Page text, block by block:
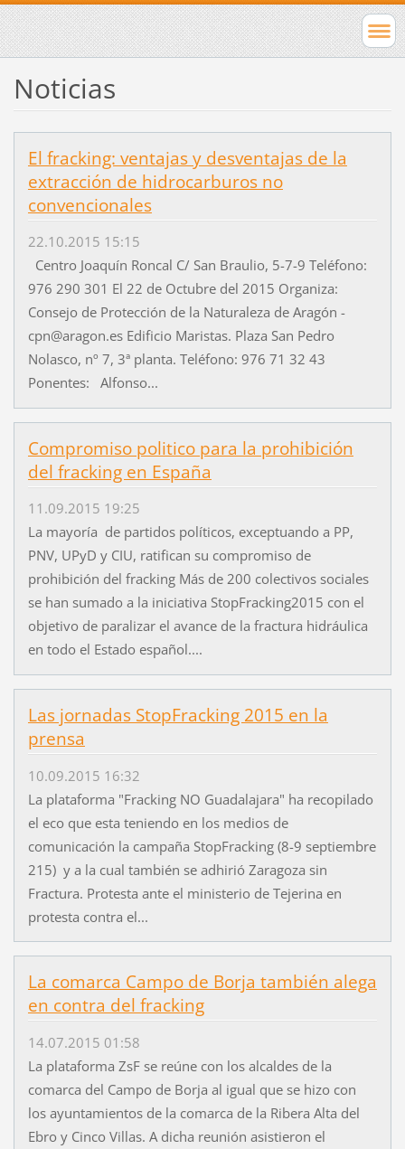
Noticias
El fracking: ventajas y desventajas de la
extracción de hidrocarburos no
convencionales
22.10.2015 15:15
Centro Joaquín Roncal C/ San Braulio, 5-7-9 Teléfono:
976 290 301 El 22 de Octubre del 2015 Organiza:
Consejo de Protección de la Naturaleza de Aragón -
cpn@aragon.es Edificio Maristas. Plaza San Pedro
Nolasco, nº 7, 3ª planta. Teléfono: 976 71 32 43
Ponentes: Alfonso...
Compromiso politico para la prohibición
del fracking en España
11.09.2015 19:25
La mayoría de partidos políticos, exceptuando a PP,
PNV, UPyD y CIU, ratifican su compromiso de
prohibición del fracking Más de 200 colectivos sociales
se han sumado a la iniciativa StopFracking2015 con el
objetivo de paralizar el avance de la fractura hidráulica
en todo el Estado español....
Las jornadas StopFracking 2015 en la
prensa
10.09.2015 16:32
La plataforma "Fracking NO Guadalajara" ha recopilado
el eco que esta teniendo en los medios de
comunicación la campaña StopFracking (8-9 septiembre
215) y a la cual también se adhirió Zaragoza sin
Fractura. Protesta ante el ministerio de Tejerina en
protesta contra el...
La comarca Campo de Borja también alega
en contra del fracking
14.07.2015 01:58
La plataforma ZsF se reúne con los alcaldes de la
comarca del Campo de Borja al igual que se hizo con
los ayuntamientos de la comarca de la Ribera Alta del
Ebro y Cinco Villas. A dicha reunión asistieron el